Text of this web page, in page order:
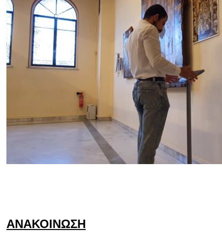
ΑΝΑΚΟΙΝΩΣΗ